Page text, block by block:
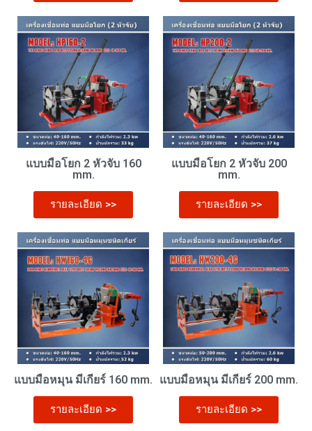
แบบมือโยก 2 หัวจับ 160
mm.
รายละเอียด >>
แบบมือโยก 2 หัวจับ 200
mm.
รายละเอียด >>
แบบมือหมุน มีเกียร์ 160 mm.
รายละเอียด >>
แบบมือหมุน มีเกียร์ 200 mm.
รายละเอียด >>